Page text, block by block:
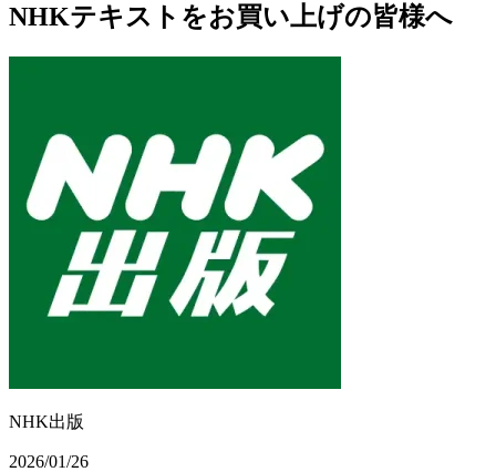
NHKテキストをお買い上げの皆様へ
NHK出版
2026/01/26